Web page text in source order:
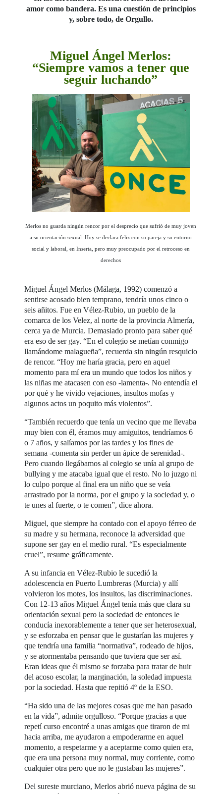
amor como bandera. Es una cuestión de principios
y, sobre todo, de Orgullo.
Miguel Ángel Merlos:
“Siempre vamos a tener que
seguir luchando”
Merlos no guarda ningún rencor por el desprecio que sufrió de muy joven
a su orientación sexual. Hoy se declara feliz con su pareja y su entorno
social y laboral, en Inserta, pero muy preocupado por el retroceso en
derechos
Miguel Ángel Merlos (Málaga, 1992) comenzó a
sentirse acosado bien temprano, tendría unos cinco o
seis añitos. Fue en Vélez-Rubio, un pueblo de la
comarca de los Velez, al norte de la provincia Almería,
cerca ya de Murcia. Demasiado pronto para saber qué
era eso de ser gay. “En el colegio se metían conmigo
llamándome malagueña”, recuerda sin ningún resquicio
de rencor. “Hoy me haría gracia, pero en aquel
momento para mí era un mundo que todos los niños y
las niñas me atacasen con eso -lamenta-. No entendía el
por qué y he vivido vejaciones, insultos mofas y
algunos actos un poquito más violentos”.
“También recuerdo que tenía un vecino que me llevaba
muy bien con él, éramos muy amiguitos, tendríamos 6
o 7 años, y salíamos por las tardes y los fines de
semana -comenta sin perder un ápice de serenidad-.
Pero cuando llegábamos al colegio se unía al grupo de
bullying y me atacaba igual que el resto. No lo juzgo ni
lo culpo porque al final era un niño que se veía
arrastrado por la norma, por el grupo y la sociedad y, o
te unes al fuerte, o te comen”, dice ahora.
Miguel, que siempre ha contado con el apoyo férreo de
su madre y su hermana, reconoce la adversidad que
supone ser gay en el medio rural. “Es especialmente
cruel”, resume gráficamente.
A su infancia en Vélez-Rubio le sucedió la
adolescencia en Puerto Lumbreras (Murcia) y allí
volvieron los motes, los insultos, las discriminaciones.
Con 12-13 años Miguel Ángel tenía más que clara su
orientación sexual pero la sociedad de entonces le
conducía inexorablemente a tener que ser heterosexual,
y se esforzaba en pensar que le gustarían las mujeres y
que tendría una familia “normativa”, rodeado de hijos,
y se atormentaba pensando que tuviera que ser así.
Eran ideas que él mismo se forzaba para tratar de huir
del acoso escolar, la marginación, la soledad impuesta
por la sociedad. Hasta que repitió 4º de la ESO.
“Ha sido una de las mejores cosas que me han pasado
en la vida”, admite orgulloso. “Porque gracias a que
repetí curso encontré a unas amigas que tiraron de mi
hacia arriba, me ayudaron a empoderarme en aquel
momento, a respetarme y a aceptarme como quien era,
que era una persona muy normal, muy corriente, como
cualquier otra pero que no le gustaban las mujeres”.
Del sureste murciano, Merlos abrió nueva página de su